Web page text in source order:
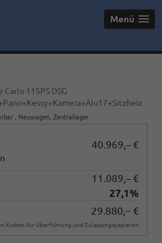
Menü
Carlo 115PS DSG
Neuwagen , Zentrallager
40.969,– €
11.089,– €
27,1%
29.880,– €
Kosten für Überführung und Zulassungspapieren